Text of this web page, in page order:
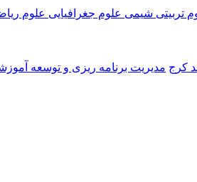
تربیتی شیمی علوم جغرافیایی علوم
کرج مدیریت برنامه ریزی و توسعه